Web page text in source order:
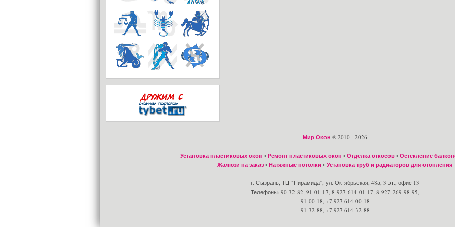
Мир Окон ® 2010 - 2026
Установка пластиковых окон • Ремонт пластиковых окон • Отделка откосов• Остекление
Жалюзи на заказ • Натяжные потолки • Установка труб и радиаторов для отопления
г. Сызрань, ТЦ “Пирамида”, ул. Октябрьская, 48а, 3 эт., офис 13
Телефоны: 90-32-82, 91-01-17, 8-927-614-01-17, 8-927-269-98-95,
91-00-18, +7 927 614-00-18
91-32-88, +7 927 614-32-88